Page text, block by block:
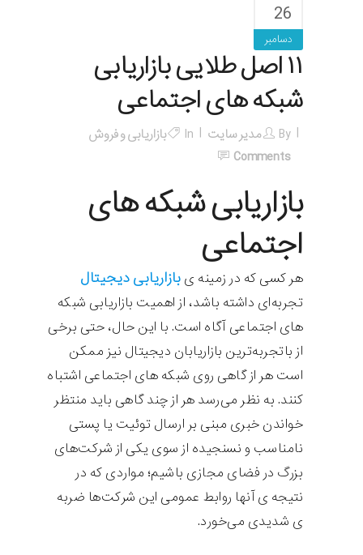
26
دسامبر
۱۱ اصل طلایی بازاریابی
شبکه های اجتماعی
By مدیر سایت In
بازاریابی و فروش
Comments
بازاریابی شبکه های
اجتماعی
هر کسی که در زمینه ی بازاریابی دیجیتال
تجربه‌ای داشته باشد، از اهمیت بازاریابی شبکه
های اجتماعی آگاه است. با این حال، حتی برخی
از باتجربه‌ترین بازاریابان دیجیتال نیز ممکن
است هر از گاهی روی شبکه های اجتماعی اشتباه
کنند. به نظر می‌رسد هر از چند گاهی باید منتظر
خواندن خبری مبنی بر ارسال توئیت یا پستی
نامناسب و نسنجیده از سوی یکی از شرکت‌های
بزرگ در فضای مجازی باشیم؛ مواردی که در
نتیجه ی آنها روابط عمومی این شرکت‌ها ضربه
ی شدیدی می‌خورد.